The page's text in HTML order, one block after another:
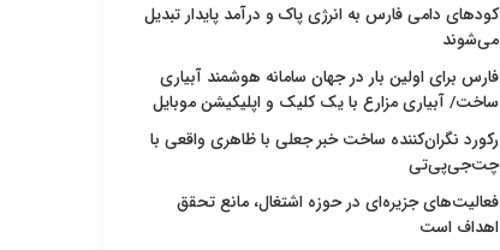
کودهای دامی فارس به انرژی پاک و درآمد پایدار تبدیل
می‌شوند
فارس برای اولین بار در جهان سامانه هوشمند آبیاری
ساخت/ آبیاری مزارع با یک کلیک و اپلیکیشن موبایل
رکورد نگران‌کننده ساخت خبر جعلی با ظاهری واقعی با
چت‌جی‌پی‌تی
فعالیت‌های جزیره‌ای در حوزه اشتغال، مانع تحقق
اهداف است